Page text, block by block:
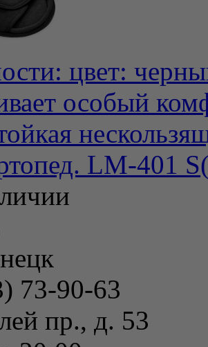
цвет:
особый
LM-401
73-90-63
пр., д. 53